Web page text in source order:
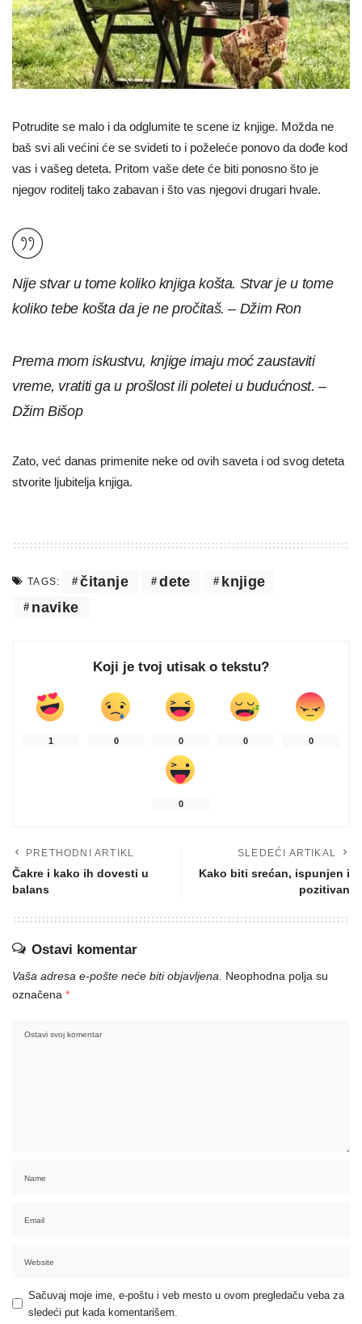
Potrudite se malo i da odglumite te scene iz knjige. Možda ne
baš svi ali većini će se svideti to i poželeće ponovo da dođe kod
vas i vašeg deteta. Pritom vaše dete će biti ponosno što je
njegov roditelj tako zabavan i što vas njegovi drugari hvale.
Nije stvar u tome koliko knjiga košta. Stvar je u tome
koliko tebe košta da je ne pročitaš. – Džim Ron
Prema mom iskustvu, knjige imaju moć zaustaviti
vreme, vratiti ga u prošlost ili poletei u budućnost. –
Džim Bišop
Zato, već danas primenite neke od ovih saveta i od svog deteta
stvorite ljubitelja knjiga.
TAGS: čitanje dete
knjige
navike
Koji je tvoj utisak o tekstu?
1 0 0 0 0
0
PRETHODNI ARTIKL
Čakre i kako ih dovesti u
balans
SLEDEĆI ARTIKAL
Kako biti srećan, ispunjen i
pozitivan
Ostavi komentar
Vaša adresa e-pošte neće biti objavljena.
Neophodna polja su
označena *
Sačuvaj moje ime, e-poštu i veb mesto u ovom pregledaču veba za
sledeći put kada komentarišem.